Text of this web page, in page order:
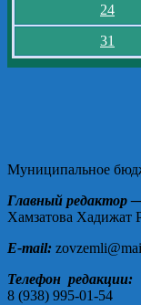
24
31
Муниципальное
Главный редактор
Хамзатова Хадижат
E-mail:
Телефон редакции:
8 (938) 995-01-54